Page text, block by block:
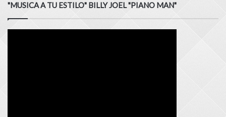
"MUSICA A TU ESTILO" BILLY JOEL "PIANO MAN"